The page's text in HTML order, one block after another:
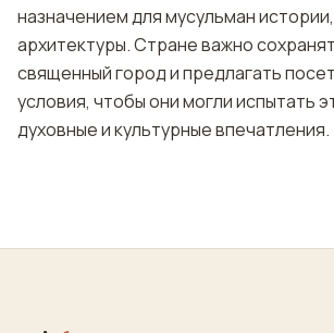
назначением для мусульман
архитектуры. Стране важно
священный город и предлагать
условия, чтобы они могли испытать
духовные и культурные впечатления.